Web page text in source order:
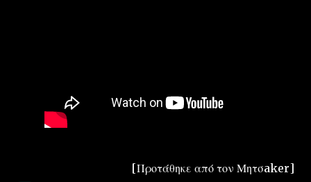
[Προτάθηκε από τον Μητσaker]